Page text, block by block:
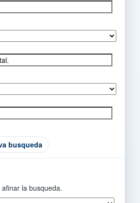
busqueda
la busqueda.